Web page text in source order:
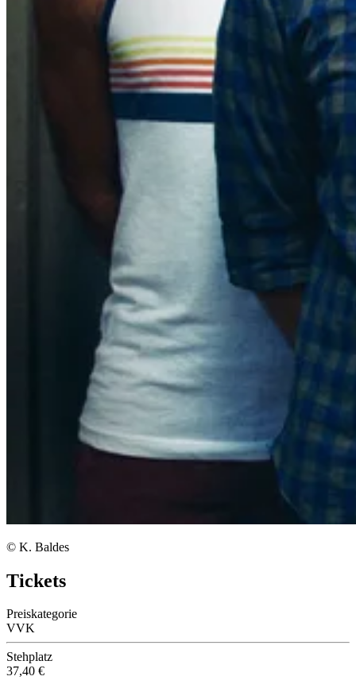
© K. Baldes
Tickets
Preiskategorie
VVK
Stehplatz
37,40 €